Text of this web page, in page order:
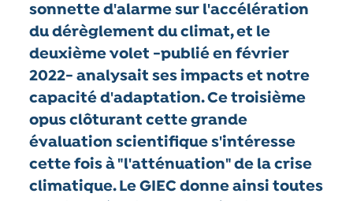
sonnette d'alarme sur l'accélération
du dérèglement du climat, et le
deuxième volet -publié en février
2022- analysait ses impacts et notre
capacité d'adaptation. Ce troisième
opus clôturant cette grande
évaluation scientifique s'intéresse
cette fois à "l'atténuation" de la crise
climatique. Le GIEC donne ainsi toutes